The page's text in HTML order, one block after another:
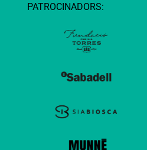
PATROCINADORS: